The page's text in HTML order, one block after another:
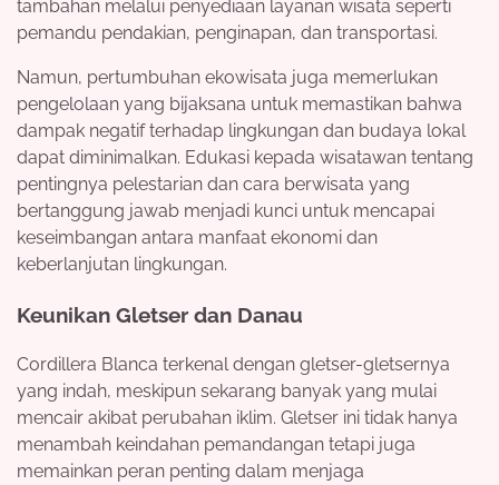
tambahan melalui penyediaan layanan wisata seperti
pemandu pendakian, penginapan, dan transportasi.
Namun, pertumbuhan ekowisata juga memerlukan
pengelolaan yang bijaksana untuk memastikan bahwa
dampak negatif terhadap lingkungan dan budaya lokal
dapat diminimalkan. Edukasi kepada wisatawan tentang
pentingnya pelestarian dan cara berwisata yang
bertanggung jawab menjadi kunci untuk mencapai
keseimbangan antara manfaat ekonomi dan
keberlanjutan lingkungan.
Keunikan Gletser dan Danau
Cordillera Blanca terkenal dengan gletser-gletsernya
yang indah, meskipun sekarang banyak yang mulai
mencair akibat perubahan iklim. Gletser ini tidak hanya
menambah keindahan pemandangan tetapi juga
memainkan peran penting dalam menjaga